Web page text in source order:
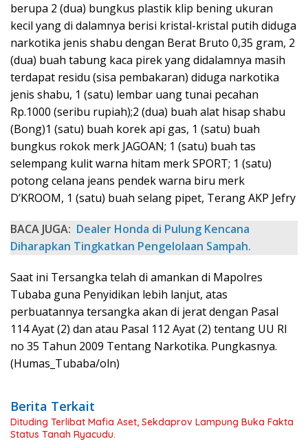
berupa 2 (dua) bungkus plastik klip bening ukuran
kecil yang di dalamnya berisi kristal-kristal putih diduga
narkotika jenis shabu dengan Berat Bruto 0,35 gram, 2
(dua) buah tabung kaca pirek yang didalamnya masih
terdapat residu (sisa pembakaran) diduga narkotika
jenis shabu, 1 (satu) lembar uang tunai pecahan
Rp.1000 (seribu rupiah);2 (dua) buah alat hisap shabu
(Bong)1 (satu) buah korek api gas, 1 (satu) buah
bungkus rokok merk JAGOAN; 1 (satu) buah tas
selempang kulit warna hitam merk SPORT; 1 (satu)
potong celana jeans pendek warna biru merk
D’KROOM, 1 (satu) buah selang pipet, Terang AKP Jefry
BACA JUGA: Dealer Honda di Pulung Kencana
Diharapkan Tingkatkan Pengelolaan Sampah.
Saat ini Tersangka telah di amankan di Mapolres
Tubaba guna Penyidikan lebih lanjut, atas
perbuatannya tersangka akan di jerat dengan Pasal
114 Ayat (2) dan atau Pasal 112 Ayat (2) tentang UU RI
no 35 Tahun 2009 Tentang Narkotika. Pungkasnya.
(Humas_Tubaba/oln)
Berita Terkait
Dituding Terlibat Mafia Aset, Sekdaprov Lampung Buka Fakta
Status Tanah Ryacudu.